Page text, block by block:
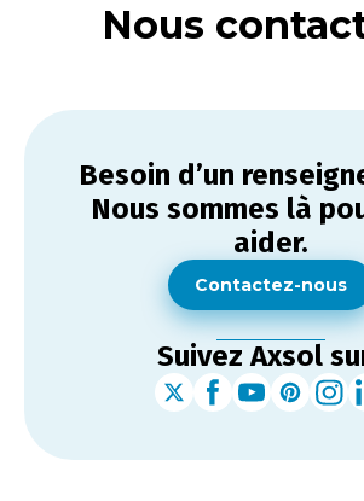
Nous
Besoin d’un
Nous sommes là
aider.
Contactez-nous
Suivez Axsol